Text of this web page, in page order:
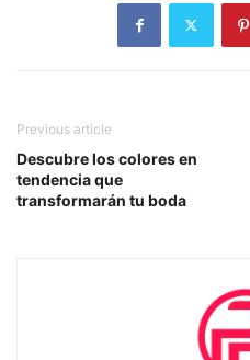
Previous article
Descubre los colores en
tendencia que
transformarán tu boda